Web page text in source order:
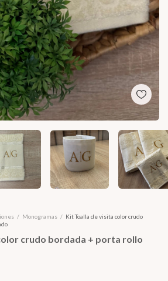
/ Monogramas / Kit Toalla de visita color crudo
crudo bordada + porta rollo